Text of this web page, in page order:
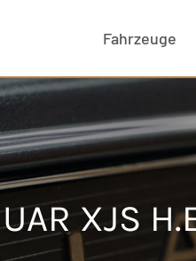
Fahrzeuge
XJS